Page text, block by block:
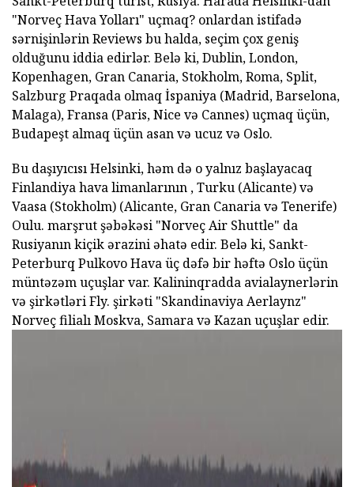
"Norveç Hava Yolları" uçmaq? onlardan istifadə
sərnişinlərin Reviews bu halda, seçim çox geniş
olduğunu iddia edirlər. Belə ki, Dublin, London,
Kopenhagen, Gran Canaria, Stokholm, Roma, Split,
Salzburg Praqada olmaq İspaniya (Madrid, Barselona,
Malaga), Fransa (Paris, Nice və Cannes) uçmaq üçün,
Budapeşt almaq üçün asan və ucuz və Oslo.
Bu daşıyıcısı Helsinki, həm də o yalnız başlayacaq
Finlandiya hava limanlarının , Turku (Alicante) və
Vaasa (Stokholm) (Alicante, Gran Canaria və Tenerife)
Oulu. marşrut şəbəkəsi "Norveç Air Shuttle" da
Rusiyanın kiçik ərazini əhatə edir. Belə ki, Sankt-
Peterburq Pulkovo Hava üç dəfə bir həftə Oslo üçün
müntəzəm uçuşlar var. Kalininqradda avialaynerlərin
və şirkətləri Fly. şirkəti "Skandinaviya Aerlaynz"
Norveç filialı Moskva, Samara və Kazan uçuşlar edir.